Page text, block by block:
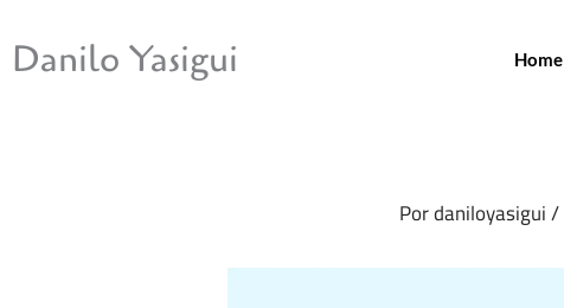
para
Danilo Yasigui Home
Pordaniloyasigui/